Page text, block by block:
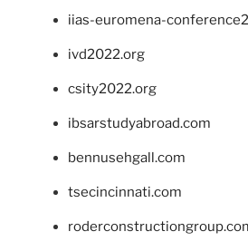
iias-euromena-
ivd2022.org
csity2022.org
ibsarstudyabroad.com
bennusehgall.com
tsecincinnati.com